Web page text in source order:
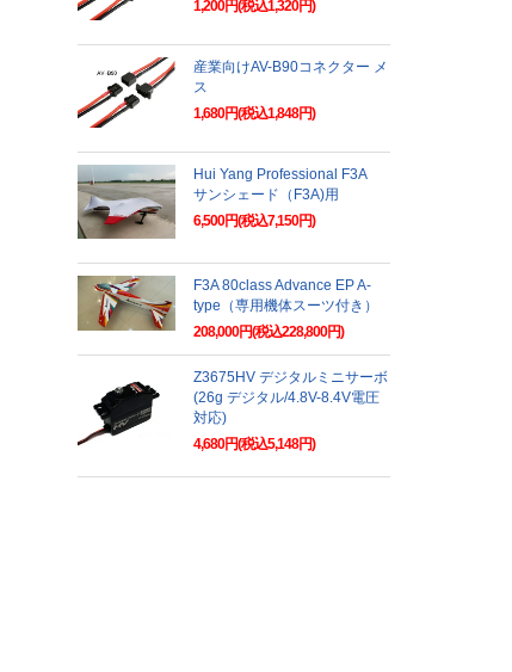
1,200円(税込1,320円)
産業向けAV-B90コネクター メ
ス
1,680円(税込1,848円)
Hui Yang Professional F3A
サンシェード（F3A)用
6,500円(税込7,150円)
F3A 80class Advance EP A-
type（専用機体スーツ付き）
208,000円(税込228,800円)
Z3675HV デジタルミニサーボ
(26g デジタル/4.8V-8.4V電圧
対応)
4,680円(税込5,148円)